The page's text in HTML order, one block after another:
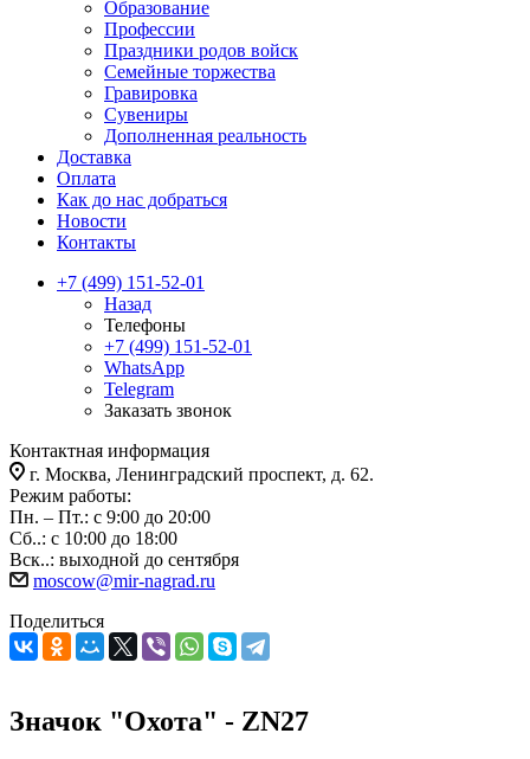
Образование
Профессии
Праздники родов войск
Семейные торжества
Гравировка
Сувениры
Дополненная реальность
Доставка
Оплата
Как до нас добраться
Новости
Контакты
+7 (499) 151-52-01
Назад
Телефоны
+7 (499) 151-52-01
WhatsApp
Telegram
Заказать звонок
Контактная информация
г. Москва, Ленинградский проспект, д. 62.
Режим работы:
Пн. – Пт.: с 9:00 до 20:00
Сб..: с 10:00 до 18:00
Вск..: выходной до сентября
moscow@mir-nagrad.ru
Поделиться
Значок "Охота" - ZN27